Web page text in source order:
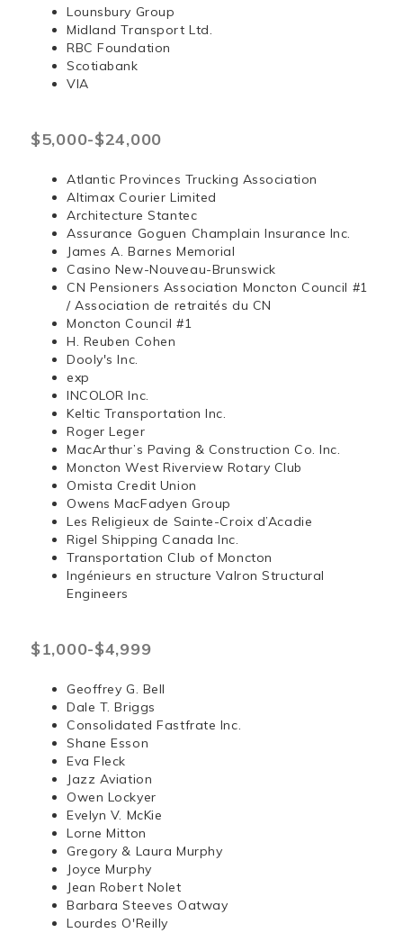
Lounsbury Group
Midland Transport Ltd.
RBC Foundation
Scotiabank
VIA
$5,000-$24,000
Atlantic Provinces Trucking Association
Altimax Courier Limited
Architecture Stantec
Assurance Goguen Champlain Insurance Inc.
James A. Barnes Memorial
Casino New-Nouveau-Brunswick
CN Pensioners Association Moncton Council #1
/ Association de retraités du CN
Moncton Council #1
H. Reuben Cohen
Dooly's Inc.
exp
INCOLOR Inc.
Keltic Transportation Inc.
Roger Leger
MacArthur’s Paving & Construction Co. Inc.
Moncton West Riverview Rotary Club
Omista Credit Union
Owens MacFadyen Group
Les Religieux de Sainte-Croix d’Acadie
Rigel Shipping Canada Inc.
Transportation Club of Moncton
Ingénieurs en structure Valron Structural
Engineers
$1,000-$4,999
Geoffrey G. Bell
Dale T. Briggs
Consolidated Fastfrate Inc.
Shane Esson
Eva Fleck
Jazz Aviation
Owen Lockyer
Evelyn V. McKie
Lorne Mitton
Gregory & Laura Murphy
Joyce Murphy
Jean Robert Nolet
Barbara Steeves Oatway
Lourdes O'Reilly